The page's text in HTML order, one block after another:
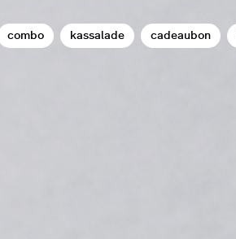
combo kassalade cadeaubon